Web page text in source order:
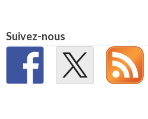
Suivez-nous